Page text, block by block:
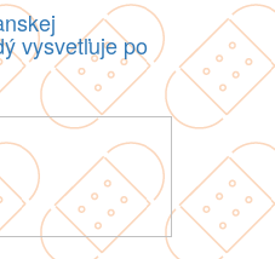
vysvetľuje po